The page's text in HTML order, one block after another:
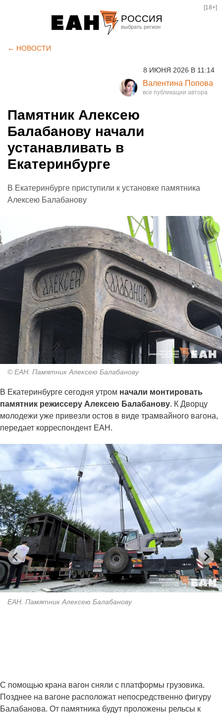
РОССИЯ
Курган
Оренбург
[18+]
← НОВОСТИ
8 ИЮНЯ 2026 В 11:14
Валентина Попова
Памятник Алексею
Балабанову начали
устанавливать в
Екатеринбурге
В Екатеринбурге приступили к установке памятника
Алексею Балабанову
© ЕАН. Памятник Алексею Балабанову
В Екатеринбурге сегодня утром начали монтировать
памятник режиссеру Алексею Балабанову. К Дворцу
молодежи уже привезли остов в виде трамвайного вагона,
передает корреспондент ЕАН.
ЕАН. Памятник Алексею Балабанову
С помощью крана вагон сняли с платформы грузовика.
Позднее на вагоне расположат непосредственно фигуру
Балабанова. От памятника будут проложены рельсы к